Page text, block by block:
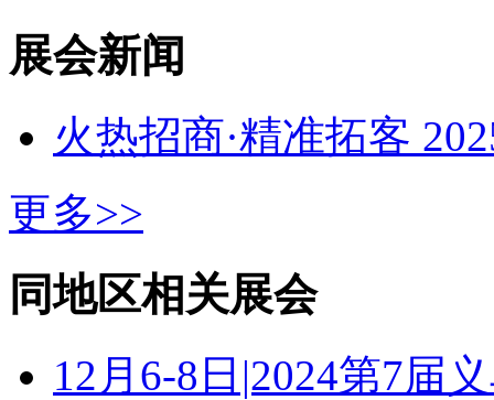
展会新闻
火热招商·精准拓客
更多>>
同地区相关展会
12月6-8日|2024第7届